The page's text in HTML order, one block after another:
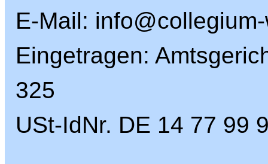
E-Mail:
Eingetragen:
325
USt-IdNr. DE 14 77 99